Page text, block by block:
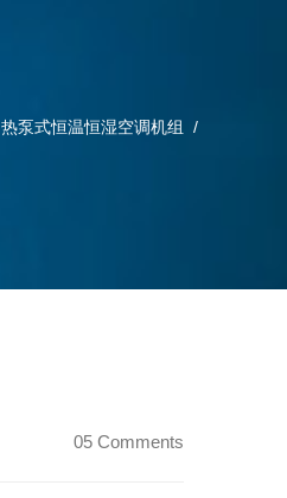
热泵式恒温恒湿空调机组
05 Comments